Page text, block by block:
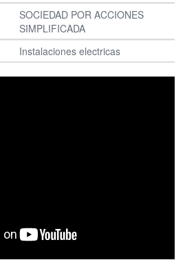
SOCIEDAD POR ACCIONES
SIMPLIFICADA
Instalaciones electricas